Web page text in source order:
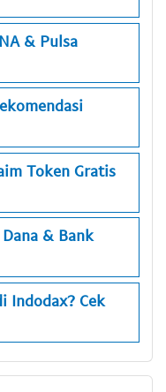
& Pulsa
Token Gratis
& Bank
Indodax? Cek